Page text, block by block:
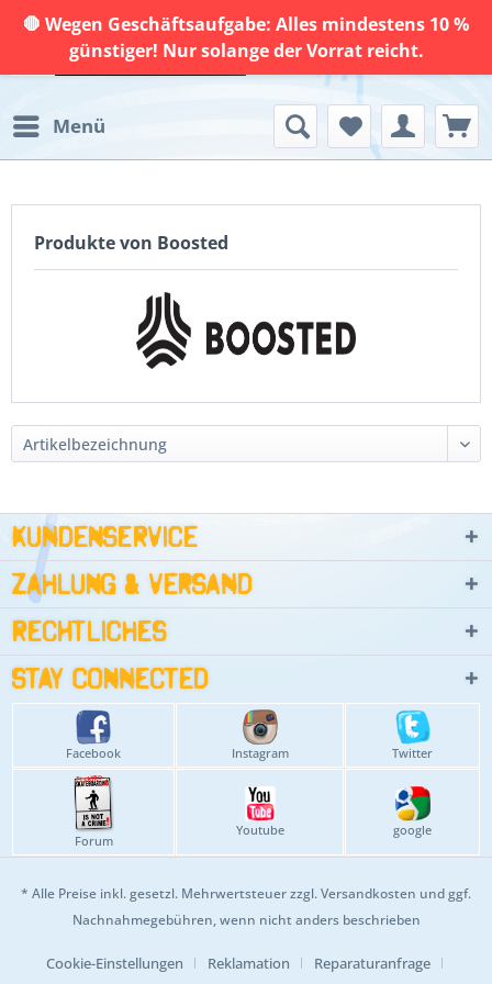
🛑 Wegen Geschäftsaufgabe: Alles mindestens 10 %
günstiger! Nur solange der Vorrat reicht.
Menü
Produkte von Boosted
Kundenservice
Zahlung & Versand
Rechtliches
Stay connected
Facebook Instagram Twitter
Forum
Youtube google
* Alle Preise inkl. gesetzl. Mehrwertsteuer zzgl.Versandkosten und ggf.
Nachnahmegebühren, wenn nicht anders beschrieben
Cookie-Einstellungen Reklamation Reparaturanfrage